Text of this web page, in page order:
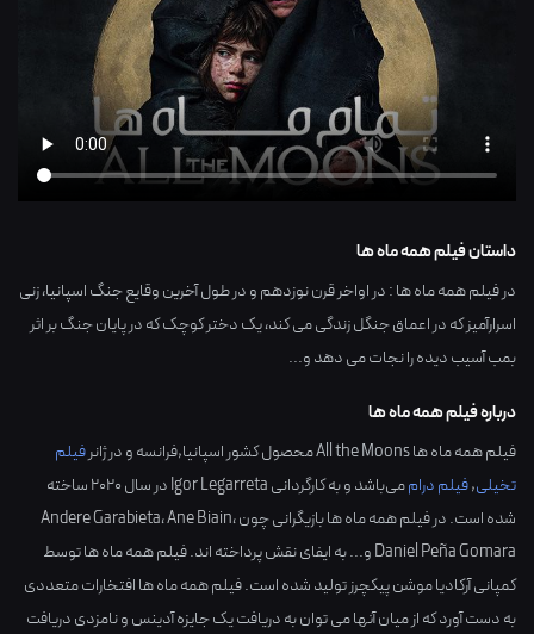
داستان فیلم همه ماه ها
در فیلم همه ماه ها : در اواخر قرن نوزدهم و در طول آخرین وقایع جنگ اسپانیا، زنی
اسرارآمیز که در اعماق جنگل زندگی می کند، یک دختر کوچک که در پایان جنگ بر اثر
بمب آسیب دیده را نجات می دهد و...
درباره فیلم همه ماه ها
فیلم همه ماه ها All the Moons محصول کشور اسپانیا,فرانسهو در ژانرفیلم
تخیلی,فیلم دراممی‌باشد و به کارگردانیIgor Legarretaدر سال2020ساخته
شده است. در فیلم همه ماه ها بازیگرانی چون
Andere Garabieta،Ane Biain،
Daniel Peña Gomaraو... به ایفای نقش پرداخته اند. فیلم همه ماه ها توسط
کمپانی آرکادیا موشن پیکچرز تولید شده است. فیلم همه ماه ها افتخارات متعددی
به دست آورد که از میان آنها می توان به دریافت یک جایزه آدینس و نامزدی دریافت